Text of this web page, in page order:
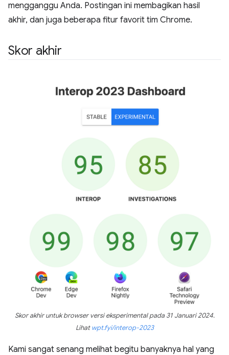
mengganggu Anda. Postingan ini membagikan hasil
akhir, dan juga beberapa fitur favorit tim Chrome.
Skor akhir
Skor akhir untuk browser versi eksperimental pada 31 Januari 2024.
Lihatwpt.fyi/interop-2023
Kami sangat senang melihat begitu banyaknya hal yang